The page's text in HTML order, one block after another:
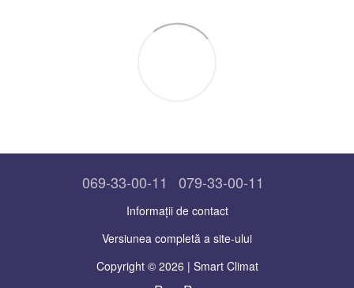
069-33-00-11 079-33-00-11
Informații de contact
Versiunea completă a site-ului
Copyright © 2026 | Smart Climat